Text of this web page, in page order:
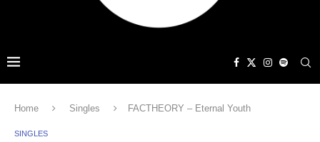
Home Singles FACTHEORY – Eternal Youth
SINGLES